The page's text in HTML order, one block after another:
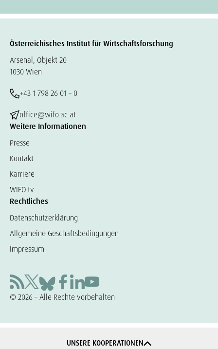
Österreichisches Institut für Wirtschaftsforschung
Arsenal, Objekt 20
1030 Wien
+43 1 798 26 01 – 0
office@wifo.ac.at
Weitere Informationen
Presse
Kontakt
Karriere
WIFO.tv
Rechtliches
Datenschutzerklärung
Allgemeine Geschäftsbedingungen
Impressum
© 2026 – Alle Rechte vorbehalten
UNSERE KOOPERATIONEN